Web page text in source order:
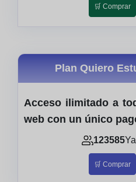
🛒 Comprar
Plan Quiero
Acceso ilimitado a
web con un único
123585
🛒 Comprar